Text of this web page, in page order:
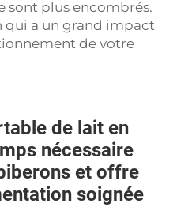
sont plus encombrés.
qui a un grand impact
de votre
de lait en
nécessaire
et offre
soignée